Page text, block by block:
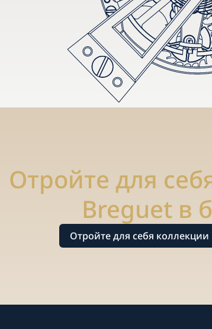
Отройте для
Breguet в
Отройте для себя коллекции